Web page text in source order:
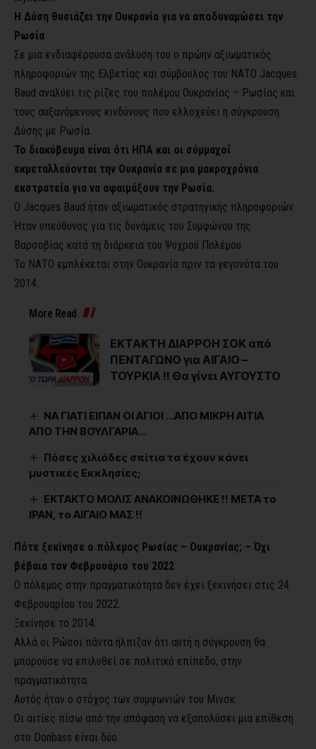
Η Δύση θυσιάζει την Ουκρανία για να αποδυναμώσει την
Ρωσία
Σε μια ενδιαφέρουσα ανάλυση του ο πρώην αξιωματικός
πληροφοριών της Ελβετίας και σύμβουλος του ΝΑΤΟ Jacques
Baud αναλύει τις ρίζες του πολέμου Ουκρανίας – Ρωσίας και
τους αυξανόμενους κινδύνους που ελλοχεύει η σύγκρουση
Δύσης με Ρωσία.
Το διακύβευμα είναι ότι ΗΠΑ και οι σύμμαχοί
εκμεταλλεύονται την Ουκρανία σε μια μακροχρόνια
εκστρατεία για να αφαιμάξουν την Ρωσία.
Ο Jacques Baud ήταν αξιωματικός στρατηγικής πληροφοριών.
Ήταν υπεύθυνος για τις δυνάμεις του Συμφώνου της
Βαρσοβίας κατά τη διάρκεια του Ψυχρού Πολέμου.
Το ΝΑΤΟ εμπλέκεται στην Ουκρανία πριν τα γεγονότα του
2014.
More Read
ΕΚΤΑΚΤΗ ΔΙΑΡΡΟΗ ΣΟΚ από
ΠΕΝΤΑΓΩΝΟ για ΑΙΓΑΙΟ –
ΤΟΥΡΚΙΑ !! Θα γίνει ΑΥΓΟΥΣΤΟ
ΝΑ ΓΙΑΤΙ ΕΙΠΑΝ ΟΙ ΑΓΙΟΙ …ΑΠΟ ΜΙΚΡΗ ΑΙΤΙΑ
ΑΠΟ ΤΗΝ ΒΟΥΛΓΑΡΙΑ…
Πόσες χιλιάδες σπίτια τα έχουν κάνει
μυστικές Εκκλησίες;
ΕΚΤΑΚΤΟ ΜΟΛΙΣ ΑΝΑΚΟΙΝΩΘΗΚΕ !! ΜΕΤΑ το
ΙΡΑΝ, το ΑΙΓΑΙΟ ΜΑΣ !!
Πότε ξεκίνησε ο πόλεμος Ρωσίας – Ουκρανίας; – Όχι
βέβαια τον Φεβρουάριο του 2022
Ο πόλεμος στην πραγματικότητα δεν έχει ξεκινήσει στις 24
Φεβρουαρίου του 2022.
Ξεκίνησε το 2014.
Αλλά οι Ρώσοι πάντα ήλπιζαν ότι αυτή η σύγκρουση θα
μπορούσε να επιλυθεί σε πολιτικό επίπεδο, στην
πραγματικότητα.
Αυτός ήταν ο στόχος των συμφωνιών του Μινσκ.
Οι αιτίες πίσω από την απόφαση να εξαπολύσει μια επίθεση
στο Donbass είναι δύο.